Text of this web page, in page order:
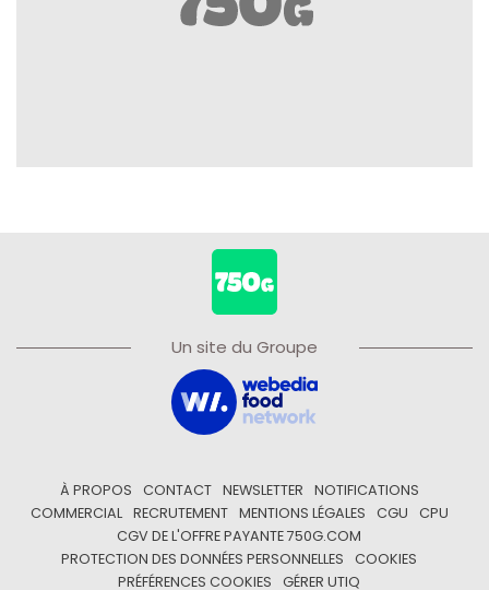
Un site du Groupe
À PROPOS CONTACT NEWSLETTER
NOTIFICATIONS
COMMERCIAL
RECRUTEMENT MENTIONS LÉGALES CGU
CPU
CGV DE L'OFFRE PAYANTE 750G.COM
PROTECTION DES DONNÉES PERSONNELLES
COOKIES
PRÉFÉRENCES COOKIES
GÉRER UTIQ